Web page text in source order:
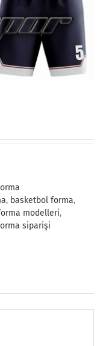
, basketbol forma,
modelleri,
siparişi